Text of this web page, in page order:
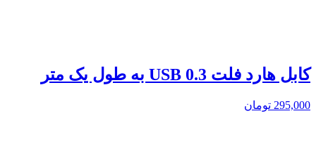
کابل هارد فلت USB 0.3 به طول یک متر
295,000 تومان